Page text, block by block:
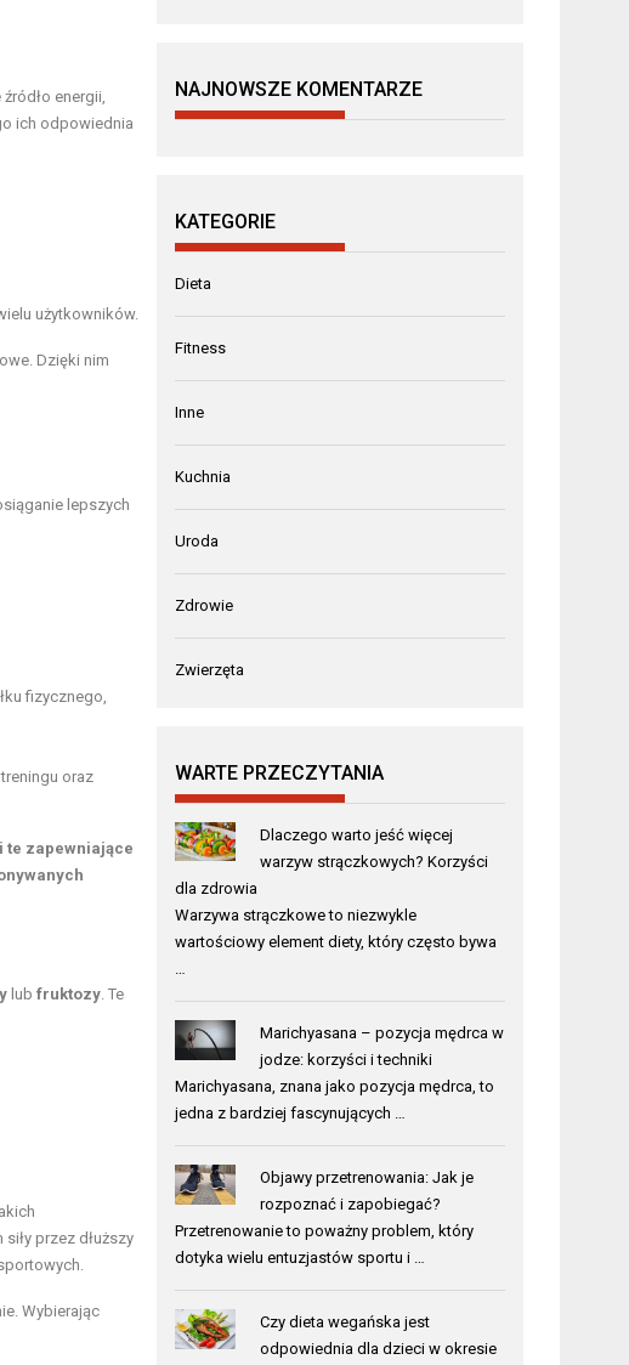
energii,
ich odpowiednia
użytkowników.
Dzięki nim
lepszych
fizycznego,
oraz
te zapewniające
lub fruktozy. Te
przez dłuższy
Wybierając
NAJNOWSZE KOMENTARZE
KATEGORIE
Dieta
Fitness
Inne
Kuchnia
Uroda
Zdrowie
Zwierzęta
WARTE PRZECZYTANIA
Dlaczego warto jeść więcej
warzyw strączkowych? Korzyści
dla zdrowia
Warzywa strączkowe to niezwykle
wartościowy element diety, który często bywa
…
Marichyasana – pozycja mędrca w
jodze: korzyści i techniki
Marichyasana, znana jako pozycja mędrca, to
jedna z bardziej fascynujących …
Objawy przetrenowania: Jak je
rozpoznać i zapobiegać?
Przetrenowanie to poważny problem, który
dotyka wielu entuzjastów sportu i …
Czy dieta wegańska jest
odpowiednia dla dzieci w okresie